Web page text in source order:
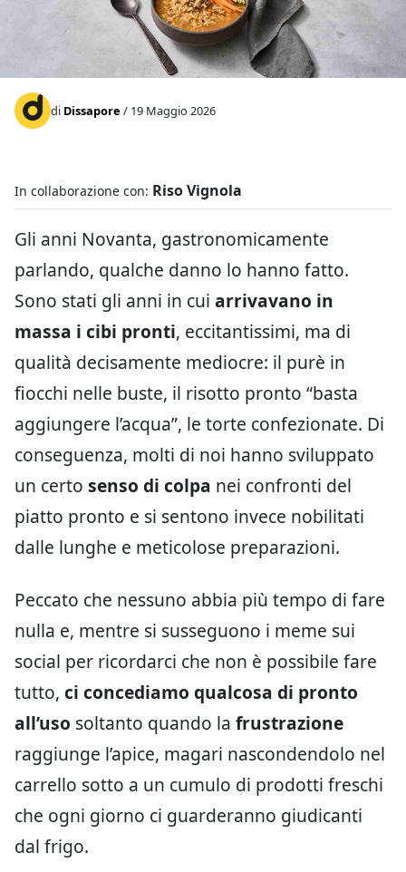
di Dissapore / 19 Maggio 2026
In collaborazione con: Riso Vignola
Gli anni Novanta, gastronomicamente
parlando, qualche danno lo hanno fatto.
Sono stati gli anni in cui arrivavano in
massa i cibi pronti, eccitantissimi, ma di
qualità decisamente mediocre: il purè in
fiocchi nelle buste, il risotto pronto “basta
aggiungere l’acqua”, le torte confezionate. Di
conseguenza, molti di noi hanno sviluppato
un certo senso di colpa nei confronti del
piatto pronto e si sentono invece nobilitati
dalle lunghe e meticolose preparazioni.
Peccato che nessuno abbia più tempo di fare
nulla e, mentre si susseguono i meme sui
social per ricordarci che non è possibile fare
tutto, ci concediamo qualcosa di pronto
all’uso soltanto quando la frustrazione
raggiunge l’apice, magari nascondendolo nel
carrello sotto a un cumulo di prodotti freschi
che ogni giorno ci guarderanno giudicanti
dal frigo.